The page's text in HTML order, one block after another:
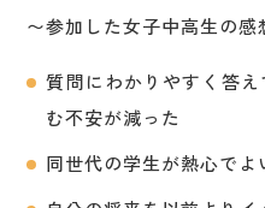
〜参加した女子中高生の感
質問にわかりやすく答
む不安が減った
同世代の学生が熱心でよ